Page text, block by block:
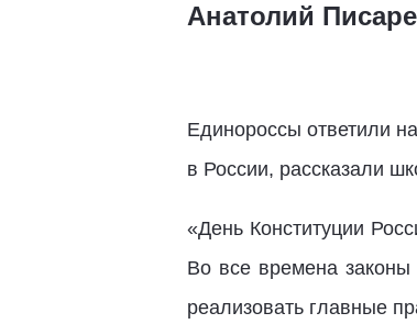
Анатолий
Единороссы ответили
в России, рассказали
«День Конституции
Во все времена
реализовать главные